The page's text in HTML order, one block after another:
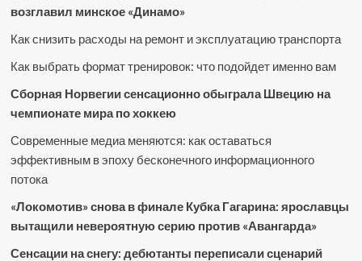
возглавил минское «Динамо»
Как снизить расходы на ремонт и эксплуатацию транспорта
Как выбрать формат тренировок: что подойдет именно вам
Сборная Норвегии сенсационно обыграла Швецию на
чемпионате мира по хоккею
Современные медиа меняются: как оставаться
эффективным в эпоху бесконечного информационного
потока
«Локомотив» снова в финале Кубка Гагарина: ярославцы
вытащили невероятную серию против «Авангарда»
Сенсации на снегу: дебютанты переписали сценарий